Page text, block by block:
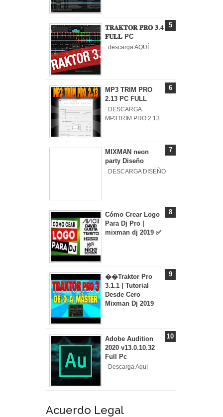
𝐓𝐑𝐀𝐊𝐓𝐎𝐑 𝐏𝐑𝐎 𝟑.𝟒
𝐅𝐔𝐋𝐋 PC
descarga AQUÍ
MP3 TRIM PRO
2.13 PC FULL
DESCARGA
MP3TRIM PRO 2.13
MIXMAN neon
party Diseño
DESCARGA DISEÑO
Cómo Crear Logo
Para Dj Pro |
mixman dj 2019 ✅
��Traktor Pro
3.1.1 | Tutorial
Desde Cero
Mixman Dj 2019
Adobe Audition
2020 v13.0.10.32
Full Pc
Descarga Aquí
Acuerdo Legal